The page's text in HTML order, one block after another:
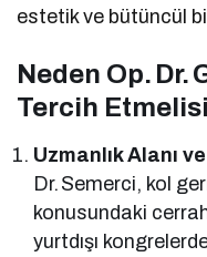
estetik ve bütüncül
Neden Op. Dr.
Tercih
Uzmanlık Alanı
Dr. Semerci, kol
konusundaki
yurtdışı